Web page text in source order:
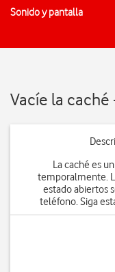
Sonido y pantalla
Vacíe la caché
La caché es
temporalmente.
estado abiertos
teléfono. Siga